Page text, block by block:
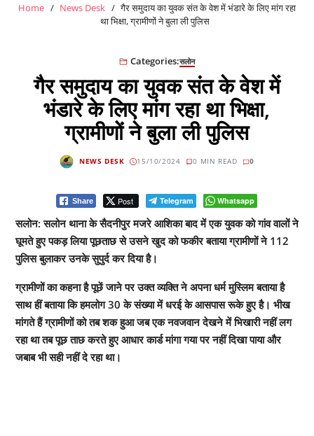
Home News Desk
गैर समुदाय का युवक संत के वेश में भंडारे के लिए मांग रहा
था भिक्षा, ग्रामीणों ने बुला ली पुलिस
Categories:सलोन
गैर समुदाय का युवक संत के वेश में
भंडारे के लिए मांग रहा था भिक्षा,
ग्रामीणों ने बुला ली पुलिस
NEWS DESK 15/10/2024 0 MIN READ 0
Share Post Telegram Whatsapp
सलोन: सलोन थाना के सैदनीपुर मजरे आशिका बाद में एक युवक को गांव वालों ने
घूमते हुए पकड़ लिया पूछताछ से उसने खुद को फकीर बताया ग्रामीणों ने 112
पुलिस बुलाकर उनके सुपुर्द कर दिया है।
ग्रामीणों का कहना है पूछें जाने पर उक्त व्यक्ति ने अपना धर्म मुस्लिम बताया है
साथ हीं बताया कि हमलोग 30 के संख्या में धरई के आसपास रूके हुए है। भीख
मांगते हैं ग्रामीणों को तब शक हुआ जब एक नवजवान देखने में भिखारी नहीं लग
रहा था तब पूछ ताछ करते हुए आधार कार्ड मांगा गया पर नहीं दिखा पाया और
जबाब भी सही नहीं दे रहा था।